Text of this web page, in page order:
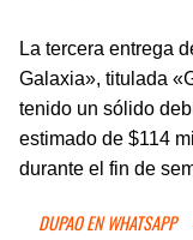
La tercera entrega
Galaxia», titulada
tenido un sólido
estimado de $114
durante el fin de
DUPAO EN WHATSAPP